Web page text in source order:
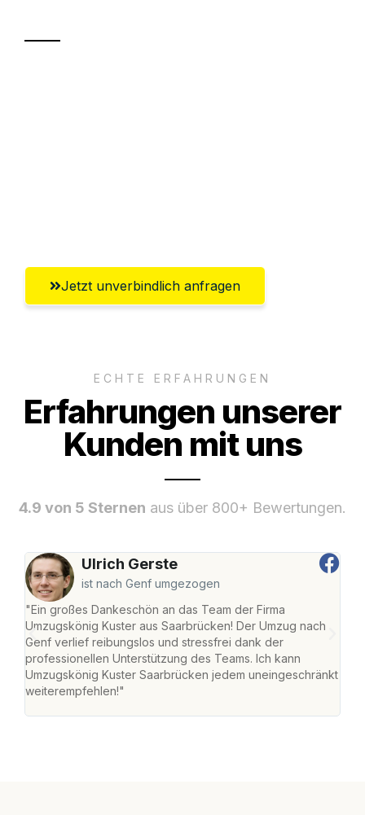
Jetzt unverbindlich anfragen
ECHTE ERFAHRUNGEN
Erfahrungen unserer
Kunden mit uns
4.9 von 5 Sternen aus über 800+ Bewertungen.
Ulrich Gerste
ist nach Genf umgezogen
"Ein großes Dankeschön an das Team der Firma
Umzugskönig Kuster aus Saarbrücken! Der Umzug nach
Genf verlief reibungslos und stressfrei dank der
professionellen Unterstützung des Teams. Ich kann
Umzugskönig Kuster Saarbrücken jedem uneingeschränkt
weiterempfehlen!"